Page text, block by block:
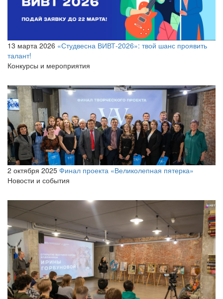
13 марта 2026 «Студвесна ВИВТ‑2026»: твой шанс проявить
талант!
Конкурсы и мероприятия
2 октября 2025 Финал проекта «Великолепная пятерка»
Новости и события